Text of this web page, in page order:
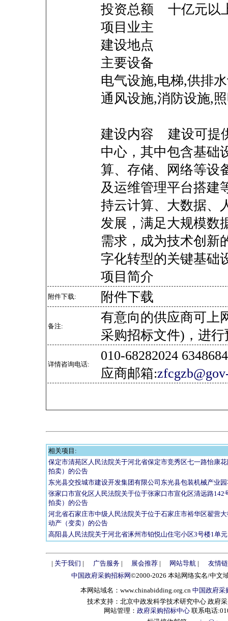
投资总额 十亿
项目业主
建设地点
主要设备
电气设施,电梯,供排
通风设施,消防设施,
建设内容 建设可提
中心，其中包含基础
算、存储、网络等设
及运维管理平台搭建
持云计算、大数据、
发展，满足大规模数
需求，成为技术创新
字化转型的关键基础
项目简介
附件下载: 附件下载
备注:
有意向的供应商可上
采购招标文件)，进
详情咨询电话:
010-68282024
应商邮箱:
相关项目:
保定市清苑区人民法院关于河北省保定市竞秀区七一路怡康
拍卖）的公告
东光县交投城市建设开发集团有限公司东光县包装机械产业
张家口市宣化区人民法院关于位于张家口市宣化区清远路142
拍卖）的公告
河北省石家庄市中级人民法院关于位于石家庄市裕华区翟营
动产（变卖）的公告
高阳县人民法院关于河北省涿州市铂悦山住宅小区3号楼1单
| 关于我们 | 广告服务| 展会推荐| 网站导航 |
友情
中国政府采购招标网©2000-2026 本站网络实名/中文
本网站域名：www.chinabidding.org.cn 中国政府采
技术支持：北京中政发科学技术研究中心 政府
网站管理： 政府采购招标中心 联系电话